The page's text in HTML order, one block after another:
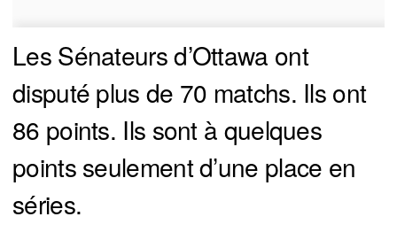
Les Sénateurs d’Ottawa ont
disputé plus de 70 matchs. Ils ont
86 points. Ils sont à quelques
points seulement d’une place en
séries.